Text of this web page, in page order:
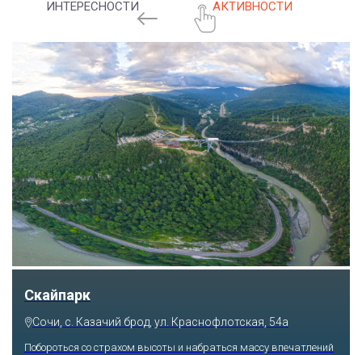
ИНТЕРЕСНОСТИ АКТИВНОСТИ
Скайпарк
Сочи, с. Казачий брод, ул. Краснофлотская, 54а
Побороться со страхом высоты и набраться массу впечатлений